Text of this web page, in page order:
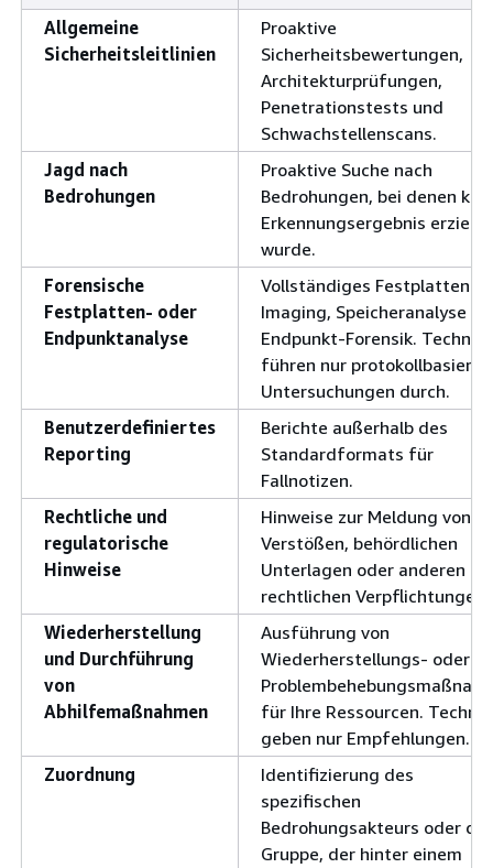
Allgemeine
Sicherheitsleitlinien
Proaktive
Sicherheitsbewertungen,
Architekturprüfungen,
Penetrationstests und
Schwachstellenscans.
Jagd nach
Bedrohungen
Proaktive Suche nach
Bedrohungen, bei denen kein
Erkennungsergebnis erzielt
wurde.
Forensische
Festplatten- oder
Endpunktanalyse
Vollständiges Festplatten-
Imaging, Speicheranalyse
Endpunkt-Forensik.
führen nur protokollbasierte
Untersuchungen durch.
Benutzerdefiniertes
Reporting
Berichte außerhalb des
Standardformats für
Fallnotizen.
Rechtliche und
regulatorische
Hinweise
Hinweise zur Meldung von
Verstößen, behördlichen
Unterlagen oder anderen
rechtlichen Verpflichtungen.
Wiederherstellung
und Durchführung
von
Abhilfemaßnahmen
Ausführung von
Wiederherstellungs- oder
für Ihre Ressourcen.
geben nur Empfehlungen.
Zuordnung
Identifizierung des
spezifischen
Bedrohungsakteurs oder der
Gruppe, der hinter einem